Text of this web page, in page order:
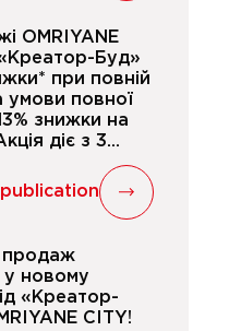
OMRIYANE
Буд»
при повній
умови повної
знижки на
діє з 3...
продаж
у новому
«Креатор-
CITY!